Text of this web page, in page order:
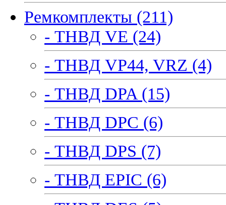
Ремкомплекты (211)
- ТНВД VE (24)
- ТНВД VP44, VRZ (4)
- ТНВД DPA (15)
- ТНВД DPC (6)
- ТНВД DPS (7)
- ТНВД EPIC (6)